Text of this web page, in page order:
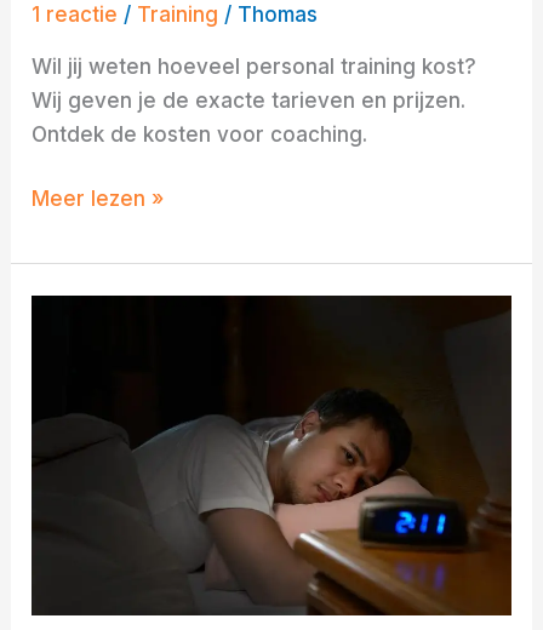
1 reactie / Training / Thomas
Wil jij weten hoeveel personal training kost?
Wij geven je de exacte tarieven en prijzen.
Ontdek de kosten voor coaching.
Meer lezen »
te